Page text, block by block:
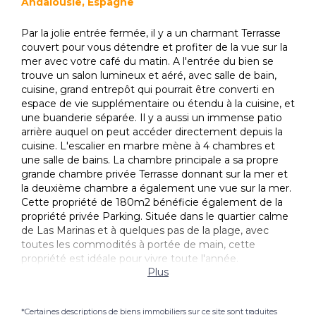
Par la jolie entrée fermée, il y a un charmant Terrasse
couvert pour vous détendre et profiter de la vue sur la
mer avec votre café du matin. A l'entrée du bien se
trouve un salon lumineux et aéré, avec salle de bain,
cuisine, grand entrepôt qui pourrait être converti en
espace de vie supplémentaire ou étendu à la cuisine, et
une buanderie séparée. Il y a aussi un immense patio
arrière auquel on peut accéder directement depuis la
cuisine. L'escalier en marbre mène à 4 chambres et
une salle de bains. La chambre principale a sa propre
grande chambre privée Terrasse donnant sur la mer et
la deuxième chambre a également une vue sur la mer.
Cette propriété de 180m2 bénéficie également de la
propriété privée Parking. Située dans le quartier calme
de Las Marinas et à quelques pas de la plage, avec
toutes les commodités à portée de main, cette
propriété est idéale pour vivre toute l'année.
Plus
*Certaines descriptions de biens immobiliers sur ce site sont traduites